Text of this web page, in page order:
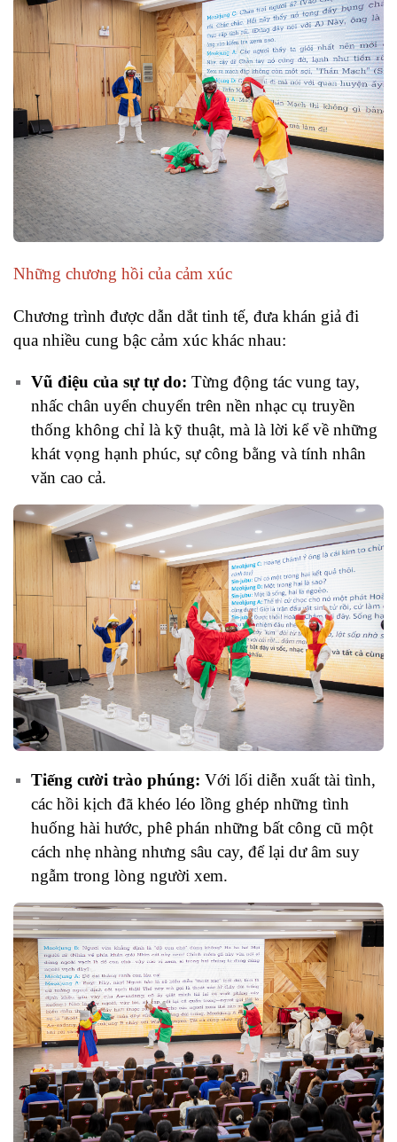
Những chương hồi của cảm xúc
Chương trình được dẫn dắt tinh tế, đưa khán giả đi
qua nhiều cung bậc cảm xúc khác nhau:
Vũ điệu của sự tự do: Từng động tác vung tay,
nhấc chân uyển chuyển trên nền nhạc cụ truyền
thống không chỉ là kỹ thuật, mà là lời kể về những
khát vọng hạnh phúc, sự công bằng và tính nhân
văn cao cả.
Tiếng cười trào phúng: Với lối diễn xuất tài tình,
các hồi kịch đã khéo léo lồng ghép những tình
huống hài hước, phê phán những bất công cũ một
cách nhẹ nhàng nhưng sâu cay, để lại dư âm suy
ngẫm trong lòng người xem.